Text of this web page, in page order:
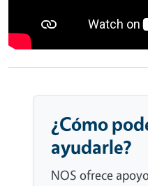
¿Cómo
ayudarle?
NOS ofrece